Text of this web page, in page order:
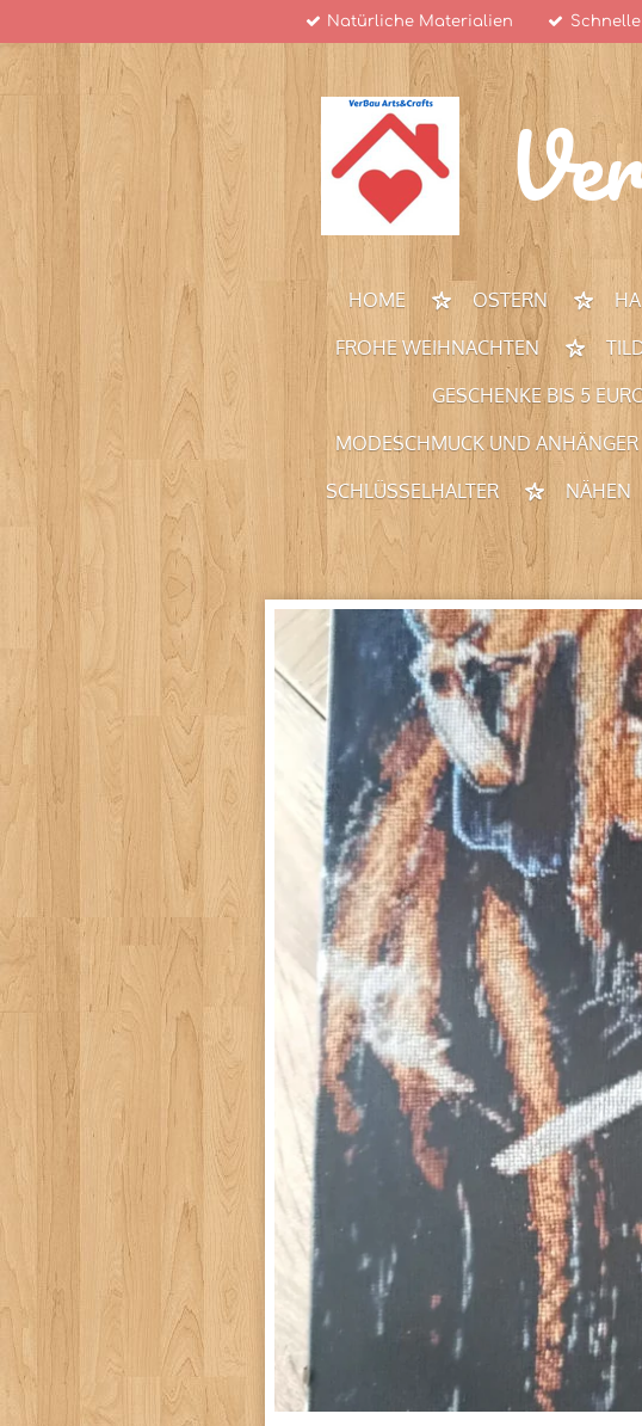
Hauptinhalt
Natürliche Materialien
HOME OSTERN
FROHE WEIHNACHTEN
GESCHENKE BIS 5
MODESCHMUCK UND ANHÄNGER
SCHLÜSSELHALTER
NÄHEN